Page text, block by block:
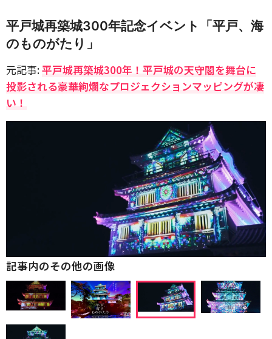
平戸城再築城300年記念イベント「平戸、海
のものがたり」
元記事:平戸城再築城300年！平戸城の天守閣を舞台に
投影される豪華絢爛なプロジェクションマッピングが凄
い！
記事内のその他の画像